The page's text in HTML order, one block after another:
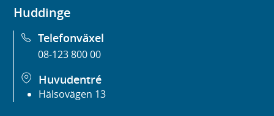
Huddinge
Telefonväxel
08-123 800 00
Huvudentré
Hälsovägen 13